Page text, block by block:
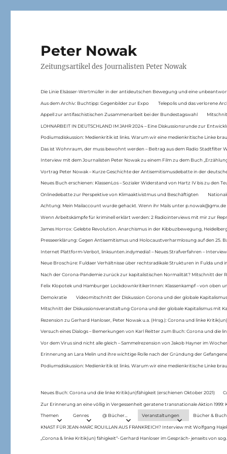
Peter Nowak
Zeitungsartikel des Journalisten Peter Nowak
Die Linie Elsässer-Wertmüller in der antideutschen Bewegung und eine
Aus dem Archiv: Buchtipp: Gegenbilder zur Expo Telepolis und das verlorene
Appell zur antifaschistischen Zusammenarbeit bei der Bundestagswahl
LOHNARBEIT IN DEUTSCHLAND IM JAHR 2024 – Eine Diskussionsrunde zur
Podiumsdiskussion: Medienkritik ist links. Warum wir eine medienkritische Linke
Das ist Wohnraum, der muss bewohnt werden – Beitrag aus dem Radio Stadtfilter
Interview mit dem Journalisten Peter Nowak zu einem Film zu dem Buch
Vortrag Peter Nowak – Kurze Geschichte der Antisemitismusdebatte in der
Neues Buch erschienen: KlassenLos – Sozialer Widerstand von Hartz IV bis zu den
Onlinedebatte zur Perspektive von Klimaaktivistmus und Beschäftigten
Achtung: Mein Mailaccount wurde gehackt. Wenn ihr Mails unter
Wenn Arbeitskämpfe für kriminell erklärt werden: 2 Radiointerviews mit mir zur
James Horrox: Gelebte Revolution. Anarchismus in der Kibbuzbewegung,
Presseerklärung: Gegen Antisemitismus und Holocaustverharmlosung auf den 25.
Internet Plattform-Verbot, linksunten.indymedia1 – Neues Strafverfahren –
Neue Broschüre: Fuldaer Verhältnisse über rechtsradikale Strukturen in Fulda und
Nach der Corona-Pandemie zurück zur kapitalistischen Normalität? Mitschnitt der
Felix Klopotek und Hamburger LockdownkritikerInnen: Klassenkampf – von oben
Demokratie Videomitschnitt der Diskussion Corona und der globale
Mitschnitt der Diskussionsveranstaltung Corona und der globale Kapitalismus mit
Rezension zu Gerhard Hanloser, Peter Nowak u.a. (Hrsg.): Corona und linke
Versuch eines Dialogs – Bemerkungen von Karl Reitter zum Buch: Corona und die
Vor dem Virus sind nicht alle gleich – Sammelrezension von Jakob Hayner im
Erinnerung an Lara Melin und ihre wichtige Rolle nach der Gründung der
Podiumsdiskussion: Medienkritik ist links. Warum wir eine medienkritische Linke
Neues Buch: Corona und die linke Kritik(un)fähigkeit (erschienen Oktober 2021)
Zur Erinnerung an eine völlig in Vergessenheit geratene transnationale Aktion
Themen Genres @ Bücher… Veranstaltungen Bücher &
KNAST FÜR JEAN-MARC ROUILLAN AUS FRANKREICH? Interview mit Wolfgang
„Corona & linke Kritik(un) fähigkeit“- Gerhard Hanloser im Gespräch- jenseits von